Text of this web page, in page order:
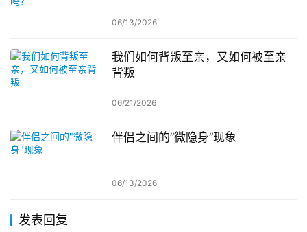
06/13/2026
我们如何背叛至亲，又如何被至亲
背叛
06/21/2026
伴侣之间的”微隐身”现象
06/13/2026
发表回复